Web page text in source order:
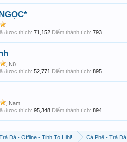
được thích: 71,152 Điểm thành tích: 793
, Nữ
được thích: 52,771 Điểm thành tích: 895
, Nam
được thích: 95,348 Điểm thành tích: 894
Đá - Offline - Tỉnh Tò Hihi! Cà Phê - Trà Đá